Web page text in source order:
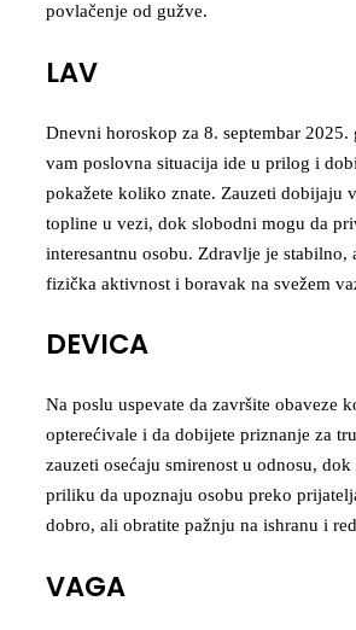
povlačenje od gužve.
LAV
Dnevni horoskop za 8. septembar 2025.
vam poslovna situacija ide u prilog i
pokažete koliko znate. Zauzeti dobijaju
topline u vezi, dok slobodni mogu da
interesantnu osobu. Zdravlje je stabilno,
fizička aktivnost i boravak na svežem
DEVICA
Na poslu uspevate da završite obaveze
opterećivale i da dobijete priznanje za
zauzeti osećaju smirenost u odnosu,
priliku da upoznaju osobu preko
dobro, ali obratite pažnju na ishranu i
VAGA